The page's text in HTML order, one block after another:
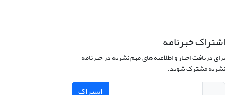
اشتراک خبرنامه
برای دریافت اخبار و اطلاعیه های مهم نشریه در خبرنامه
نشریه مشترک شوید.
اشتراک